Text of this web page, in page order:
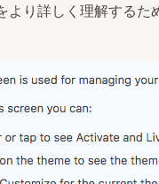
より詳しく理解するた